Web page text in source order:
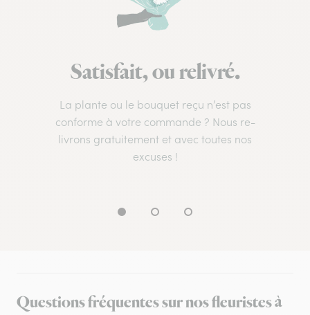
Satisfait, ou relivré.
La plante ou le bouquet reçu n’est pas
conforme à votre commande ? Nous re-
livrons gratuitement et avec toutes nos
excuses !
Questions fréquentes sur nos fleuristes à